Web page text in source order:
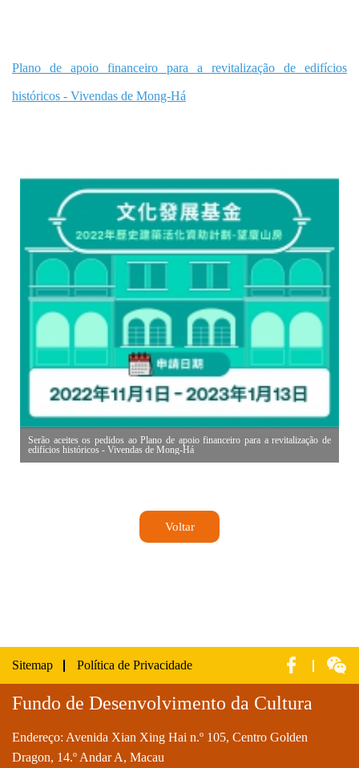
Plano de apoio financeiro para a revitalização de edifícios
históricos - Vivendas de Mong-Há
Serão aceites os pedidos ao Plano de apoio financeiro para a revitalização de
edifícios históricos - Vivendas de Mong-Há
Voltar
Sitemap Política de Privacidade
Fundo de Desenvolvimento da Cultura
Endereço: Avenida Xian Xing Hai n.º 105, Centro Golden
Dragon, 14.º Andar A, Macau